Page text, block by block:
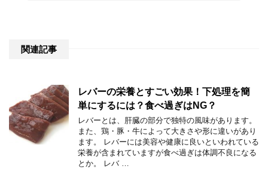
関連記事
レバーの栄養とすごい効果！下処理を簡
単にするには？食べ過ぎはNG？
レバーとは、肝臓の部分で独特の風味があります。
また、鶏・豚・牛によって大きさや形に違いがあり
ます。 レバーには美容や健康に良いといわれている
栄養が含まれていますが食べ過ぎは体調不良になる
とか。 レバ …